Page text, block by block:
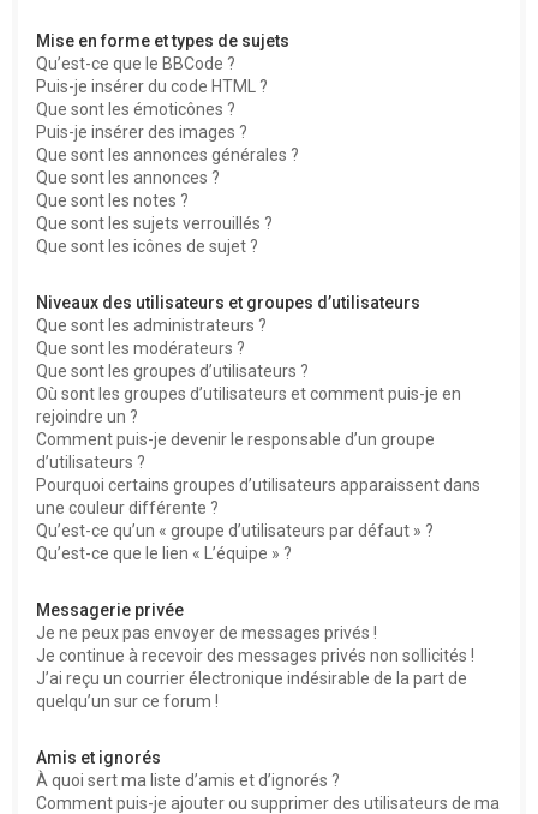
Mise en forme et types de sujets
Qu’est-ce que le BBCode ?
Puis-je insérer du code HTML ?
Que sont les émoticônes ?
Puis-je insérer des images ?
Que sont les annonces générales ?
Que sont les annonces ?
Que sont les notes ?
Que sont les sujets verrouillés ?
Que sont les icônes de sujet ?
Niveaux des utilisateurs et groupes d’utilisateurs
Que sont les administrateurs ?
Que sont les modérateurs ?
Que sont les groupes d’utilisateurs ?
Où sont les groupes d’utilisateurs et comment puis-je en
rejoindre un ?
Comment puis-je devenir le responsable d’un groupe
d’utilisateurs ?
Pourquoi certains groupes d’utilisateurs apparaissent dans
une couleur différente ?
Qu’est-ce qu’un « groupe d’utilisateurs par défaut » ?
Qu’est-ce que le lien « L’équipe » ?
Messagerie privée
Je ne peux pas envoyer de messages privés !
Je continue à recevoir des messages privés non sollicités !
J’ai reçu un courrier électronique indésirable de la part de
quelqu’un sur ce forum !
Amis et ignorés
À quoi sert ma liste d’amis et d’ignorés ?
Comment puis-je ajouter ou supprimer des utilisateurs de ma